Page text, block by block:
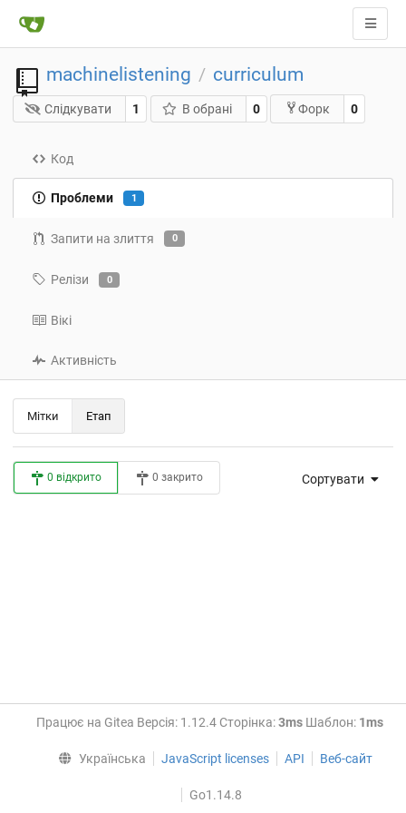
machinelistening / curriculum
Слідкувати 1 В обрані 0 Форк 0
Код
Проблеми 1
Запити на злиття 0
Релізи 0
Вікі
Активність
Мітки Етап
0 відкрито 0 закрито Сортувати
Працює на Gitea Версія: 1.12.4 Сторінка:3msШаблон: 1ms
Українська JavaScript licenses API Веб-сайт
Go1.14.8